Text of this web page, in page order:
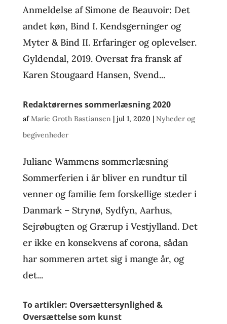
Anmeldelse af Simone de Beauvoir: Det
andet køn, Bind I. Kendsgerninger og
Myter & Bind II. Erfaringer og oplevelser.
Gyldendal, 2019. Oversat fra fransk af
Karen Stougaard Hansen, Svend...
Redaktørernes sommerlæsning 2020
afMarie Groth Bastiansen| jul 1, 2020 | Nyheder og
begivenheder
Juliane Wammens sommerlæsning
Sommerferien i år bliver en rundtur til
venner og familie fem forskellige steder i
Danmark – Strynø, Sydfyn, Aarhus,
Sejrøbugten og Grærup i Vestjylland. Det
er ikke en konsekvens af corona, sådan
har sommeren artet sig i mange år, og
det...
To artikler: Oversættersynlighed &
Oversættelse som kunst